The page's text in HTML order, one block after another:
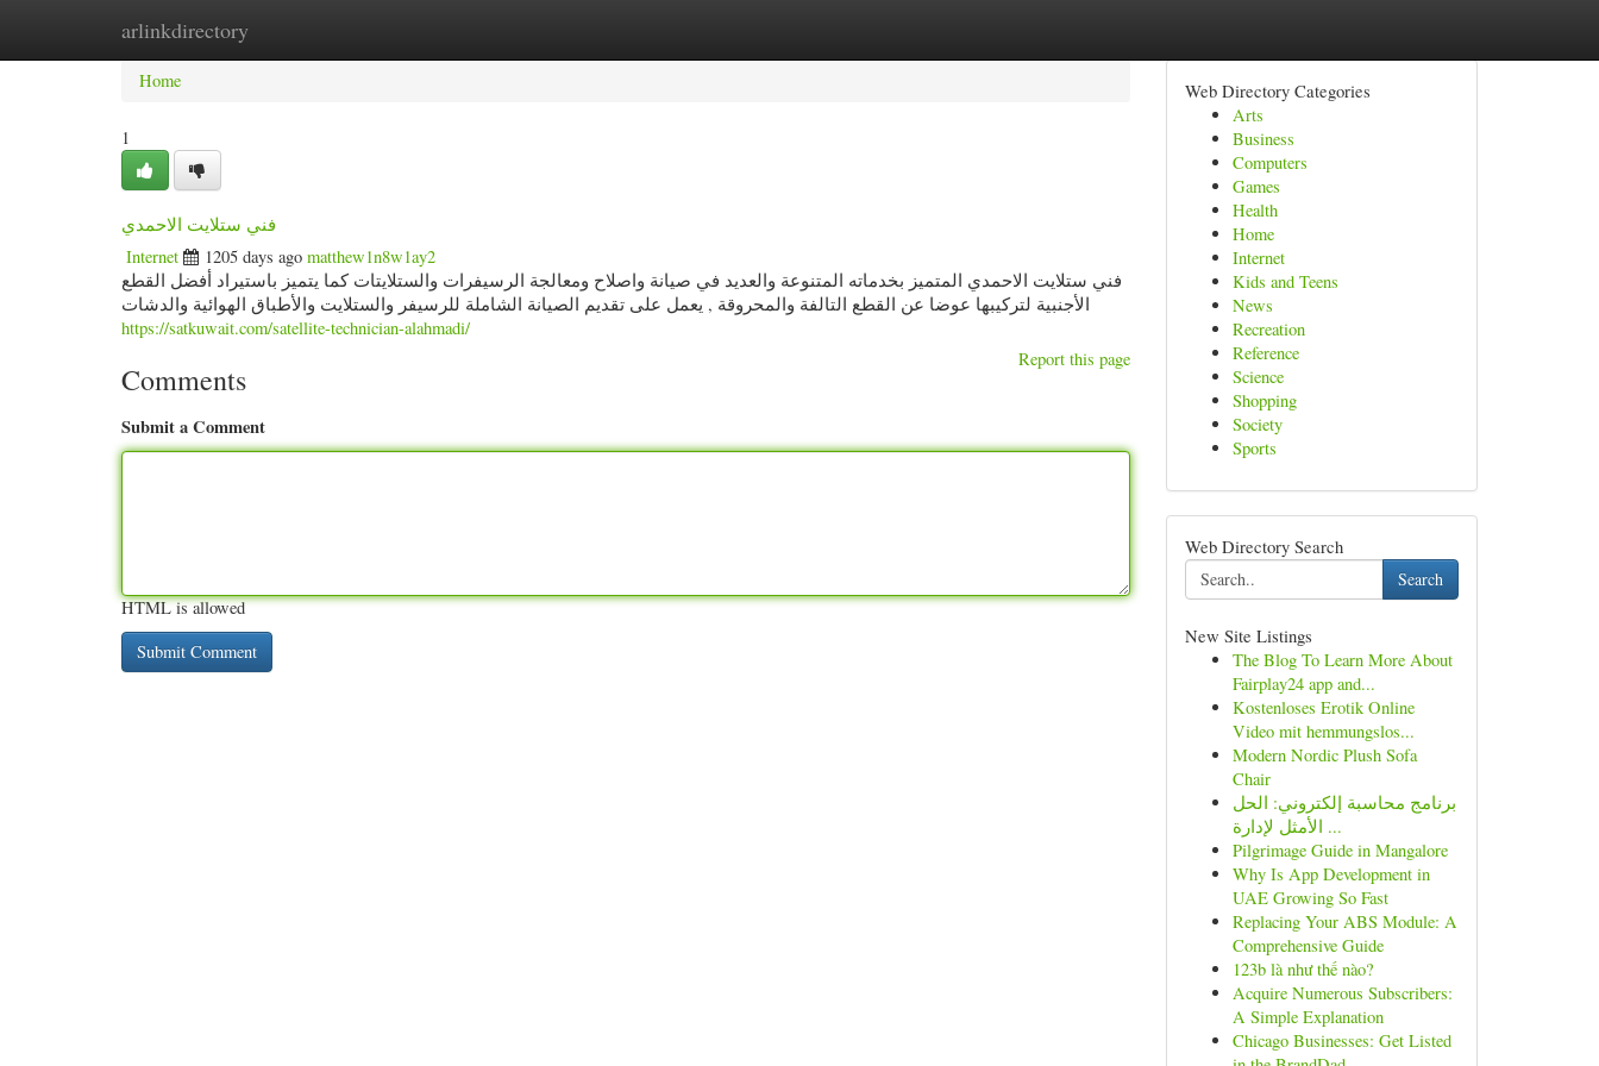
arlinkdirectory
Home New Site Listings
Home
1
فني ستلايت الاحمدي
Internet 1205 days ago matthew1n8w1ay2
فني ستلايت الاحمدي المتميز بخدماته المتنوعة والعديد في صيانة واصلاح ومعالجة الرسيفرات والستلايتات كما يتميز باستيراد أفضل القطع
الأجنبية لتركيبها عوضا عن القطع التالفة والمحروقة , يعمل على تقديم الصيانة الشاملة للرسيفر والستلايت والأطباق الهوائية والدشات
https://satkuwait.com/satellite-technician-alahmadi/
Report this page
Comments
Submit a Comment
HTML is allowed
Web Directory Categories
Arts
Business
Computers
Games
Health
Home
Internet
Kids and Teens
News
Recreation
Reference
Science
Shopping
Society
Sports
Web Directory Search
Search
New Site Listings
The Blog To Learn More About
Fairplay24 app and...
Kostenloses Erotik Online
Video mit hemmungslos...
Modern Nordic Plush Sofa
Chair
برنامج محاسبة إلكتروني: الحل
الأمثل لإدارة ...
Pilgrimage Guide in Mangalore
Why Is App Development in
UAE Growing So Fast
Replacing Your ABS Module: A
Comprehensive Guide
123b là như thế nào?
Acquire Numerous Subscribers:
A Simple Explanation
Chicago Businesses: Get Listed